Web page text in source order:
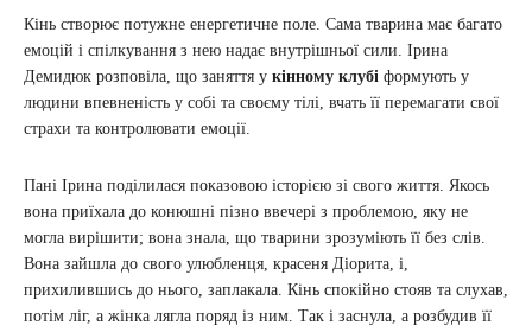
Кінь створює потужне енергетичне поле. Сама тварина має багато
емоцій і спілкування з нею надає внутрішньої сили. Ірина
Демидюк розповіла, що заняття у кінному клубі формують у
людини впевненість у собі та своєму тілі, вчать її перемагати свої
страхи та контролювати емоції.
Пані Ірина поділилася показовою історією зі свого життя. Якось
вона приїхала до конюшні пізно ввечері з проблемою, яку не
могла вирішити; вона знала, що тварини зрозуміють її без слів.
Вона зайшла до свого улюбленця, красеня Діорита, і,
прихилившись до нього, заплакала. Кінь спокійно стояв та слухав,
потім ліг, а жінка лягла поряд із ним. Так і заснула, а розбудив її